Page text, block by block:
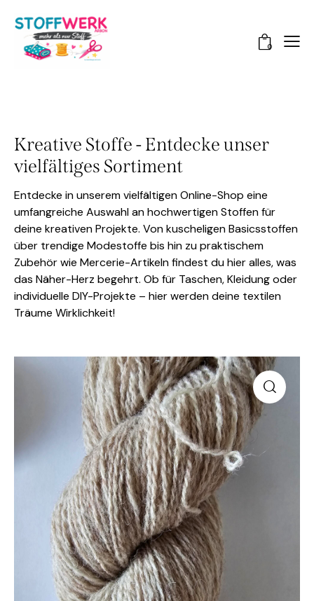
0
Kreative Stoffe - Entdecke unser
vielfältiges Sortiment
Entdecke in unserem vielfältigen Online-Shop eine
umfangreiche Auswahl an hochwertigen Stoffen für
deine kreativen Projekte. Von kuscheligen Basicsstoffen
über trendige Modestoffe bis hin zu praktischem
Zubehör wie Mercerie-Artikeln findest du hier alles, was
das Näher-Herz begehrt. Ob für Taschen, Kleidung oder
individuelle DIY-Projekte – hier werden deine textilen
Träume Wirklichkeit!